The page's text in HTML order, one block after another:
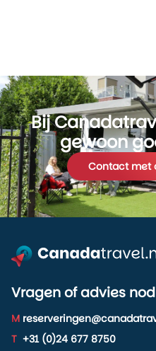
Bij
gewoon
Contact met
Vragen of advies
M
T +31 (0)24 677 8750